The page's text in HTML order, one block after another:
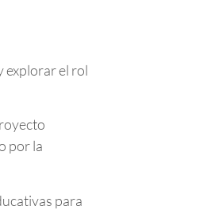
explorar el rol
por la
para